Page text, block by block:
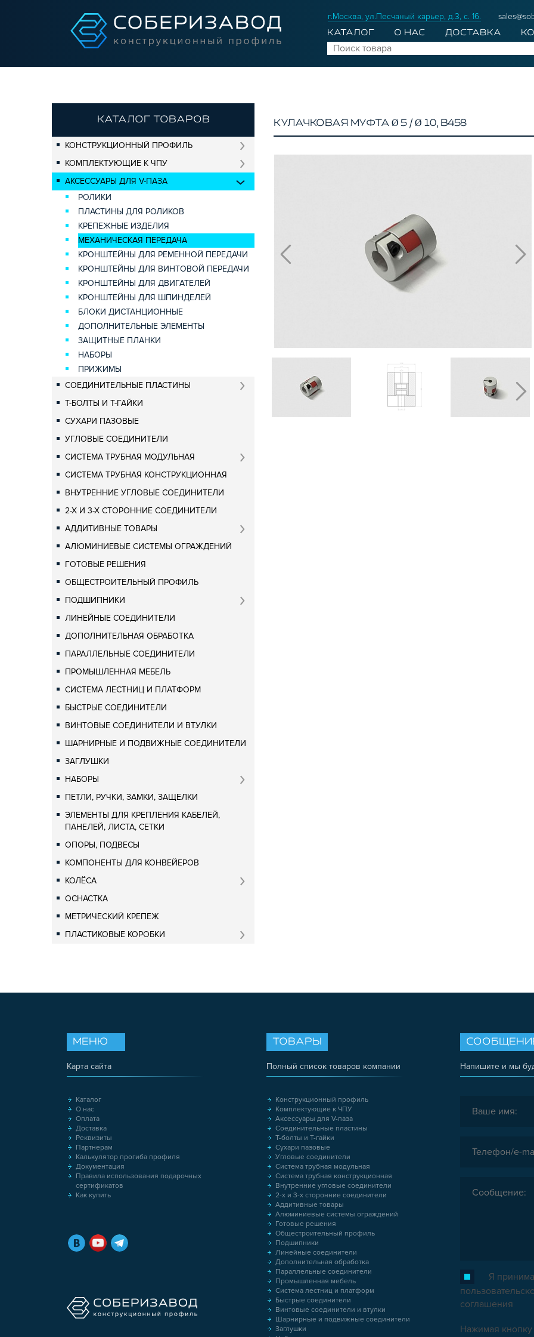
г.Москва, ул.Песчаный карьер, д.3, с. 16.
КАТАЛОГ О НАС ДОСТАВКА
КАТАЛОГ ТОВАРОВ
КОНСТРУКЦИОННЫЙ ПРОФИЛЬ
КОМПЛЕКТУЮЩИЕ К ЧПУ
АКСЕССУАРЫ ДЛЯ V-ПАЗА
РОЛИКИ
ПЛАСТИНЫ ДЛЯ РОЛИКОВ
КРЕПЕЖНЫЕ ИЗДЕЛИЯ
МЕХАНИЧЕСКАЯ ПЕРЕДАЧА
КРОНШТЕЙНЫ ДЛЯ РЕМЕННОЙ ПЕРЕДАЧИ
КРОНШТЕЙНЫ ДЛЯ ВИНТОВОЙ ПЕРЕДАЧИ
КРОНШТЕЙНЫ ДЛЯ ДВИГАТЕЛЕЙ
КРОНШТЕЙНЫ ДЛЯ ШПИНДЕЛЕЙ
БЛОКИ ДИСТАНЦИОННЫЕ
ДОПОЛНИТЕЛЬНЫЕ ЭЛЕМЕНТЫ
ЗАЩИТНЫЕ ПЛАНКИ
НАБОРЫ
ПРИЖИМЫ
СОЕДИНИТЕЛЬНЫЕ ПЛАСТИНЫ
Т-БОЛТЫ И Т-ГАЙКИ
СУХАРИ ПАЗОВЫЕ
УГЛОВЫЕ СОЕДИНИТЕЛИ
СИСТЕМА ТРУБНАЯ МОДУЛЬНАЯ
СИСТЕМА ТРУБНАЯ КОНСТРУКЦИОННАЯ
ВНУТРЕННИЕ УГЛОВЫЕ СОЕДИНИТЕЛИ
2-Х И 3-Х СТОРОННИЕ СОЕДИНИТЕЛИ
АДДИТИВНЫЕ ТОВАРЫ
АЛЮМИНИЕВЫЕ СИСТЕМЫ ОГРАЖДЕНИЙ
ГОТОВЫЕ РЕШЕНИЯ
ОБЩЕСТРОИТЕЛЬНЫЙ ПРОФИЛЬ
ПОДШИПНИКИ
ЛИНЕЙНЫЕ СОЕДИНИТЕЛИ
ДОПОЛНИТЕЛЬНАЯ ОБРАБОТКА
ПАРАЛЛЕЛЬНЫЕ СОЕДИНИТЕЛИ
ПРОМЫШЛЕННАЯ МЕБЕЛЬ
СИСТЕМА ЛЕСТНИЦ И ПЛАТФОРМ
БЫСТРЫЕ СОЕДИНИТЕЛИ
ВИНТОВЫЕ СОЕДИНИТЕЛИ И ВТУЛКИ
ШАРНИРНЫЕ И ПОДВИЖНЫЕ СОЕДИНИТЕЛИ
ЗАГЛУШКИ
НАБОРЫ
ПЕТЛИ, РУЧКИ, ЗАМКИ, ЗАЩЕЛКИ
ЭЛЕМЕНТЫ ДЛЯ КРЕПЛЕНИЯ КАБЕЛЕЙ,
ПАНЕЛЕЙ, ЛИСТА, СЕТКИ
ОПОРЫ, ПОДВЕСЫ
КОМПОНЕНТЫ ДЛЯ КОНВЕЙЕРОВ
КОЛЁСА
ОСНАСТКА
МЕТРИЧЕСКИЙ КРЕПЕЖ
ПЛАСТИКОВЫЕ КОРОБКИ
КУЛАЧКОВАЯ МУФТА Ø 5 / Ø 10, B458
Напишите и мы
Я
соглашения
Нажимая кнопку
ТОВАРЫ
Полный список товаров компании
Конструкционный профиль
Комплектующие к ЧПУ
Аксессуары для V-паза
Соединительные пластины
Т-болты и Т-гайки
Сухари пазовые
Угловые соединители
Система трубная модульная
Система трубная конструкционная
Внутренние угловые соединители
2-х и 3-х сторонние соединители
Аддитивные товары
Алюминиевые системы ограждений
Готовые решения
Общестроительный профиль
Подшипники
Линейные соединители
Дополнительная обработка
Параллельные соединители
Промышленная мебель
Система лестниц и платформ
Быстрые соединители
Винтовые соединители и втулки
Шарнирные и подвижные соединители
Заглушки
МЕНЮ
Карта сайта
Каталог
О нас
Оплата
Доставка
Реквизиты
Партнерам
Калькулятор прогиба профиля
Документация
Правила использования подарочных
сертификатов
Как купить